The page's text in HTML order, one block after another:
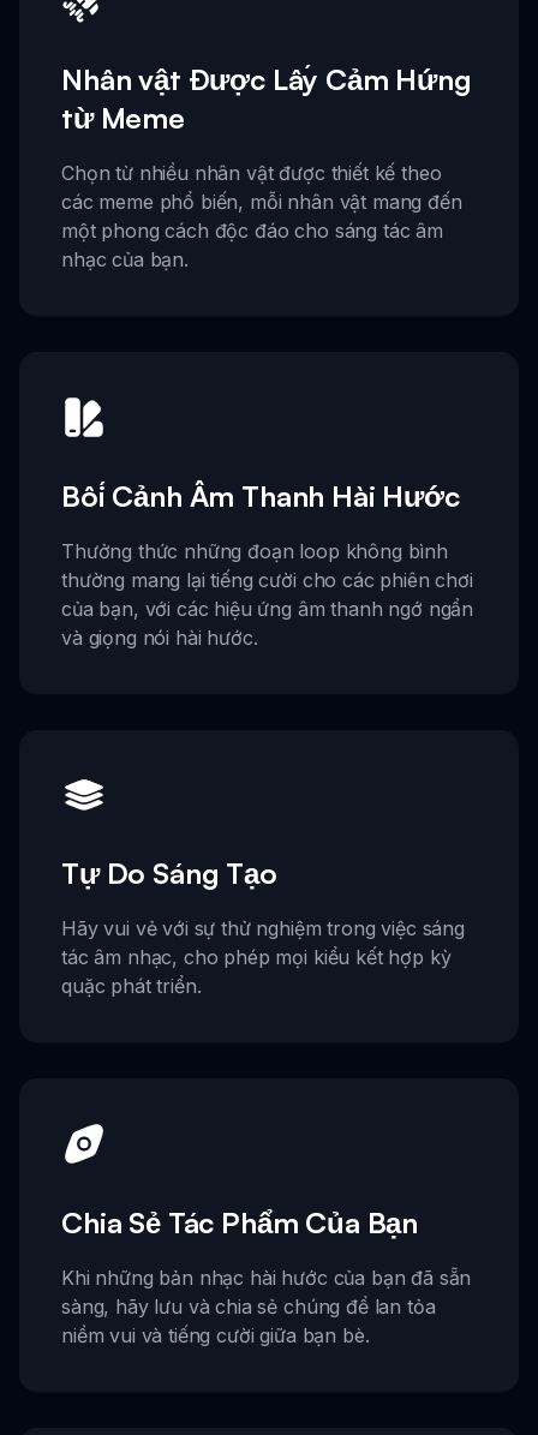
Nhân vật Được Lấy Cảm Hứng
từ Meme
Chọn từ nhiều nhân vật được thiết kế theo
các meme phổ biến, mỗi nhân vật mang đến
một phong cách độc đáo cho sáng tác âm
nhạc của bạn.
Bối Cảnh Âm Thanh Hài Hước
Thưởng thức những đoạn loop không bình
thường mang lại tiếng cười cho các phiên chơi
của bạn, với các hiệu ứng âm thanh ngớ ngẩn
và giọng nói hài hước.
Tự Do Sáng Tạo
Hãy vui vẻ với sự thử nghiệm trong việc sáng
tác âm nhạc, cho phép mọi kiểu kết hợp kỳ
quặc phát triển.
Chia Sẻ Tác Phẩm Của Bạn
Khi những bản nhạc hài hước của bạn đã sẵn
sàng, hãy lưu và chia sẻ chúng để lan tỏa
niềm vui và tiếng cười giữa bạn bè.